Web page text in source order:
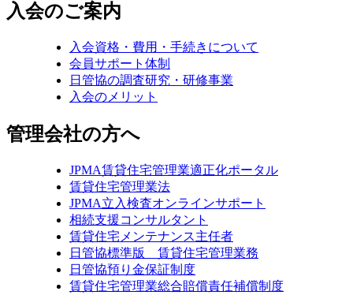
入会のご案内
入会資格・費用・手続きについて
会員サポート体制
日管協の調査研究・研修事業
入会のメリット
管理会社の方へ
JPMA賃貸住宅管理業適正化ポータル
賃貸住宅管理業法
JPMA立入検査オンラインサポート
相続支援コンサルタント
賃貸住宅メンテナンス主任者
日管協標準版 賃貸住宅管理業務
日管協預り金保証制度
賃貸住宅管理業総合賠償責任補償制度